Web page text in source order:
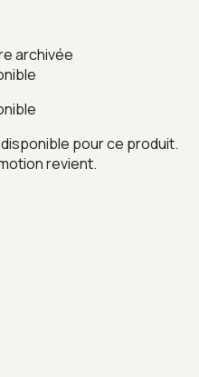
archivée
disponible pour ce produit.
revient.